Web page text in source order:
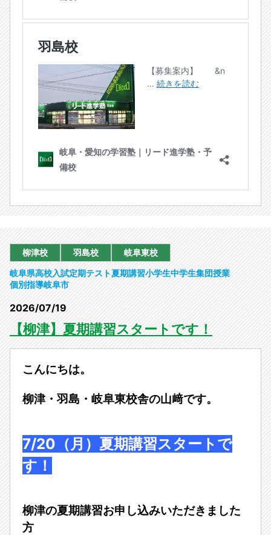
柳津校 羽島校
岐阜東校
岐阜県高校入試定期テスト夏期講習小学生中学生集団授業
個別指導岐阜市
2026/07/19
【柳津】夏期講習スタートです！
こんにちは。
柳津・羽島・岐阜東校舎の山﨑です。
7/20（月）夏期講習スタートで
す！
柳津の夏期講習お申し込みいただきました
方